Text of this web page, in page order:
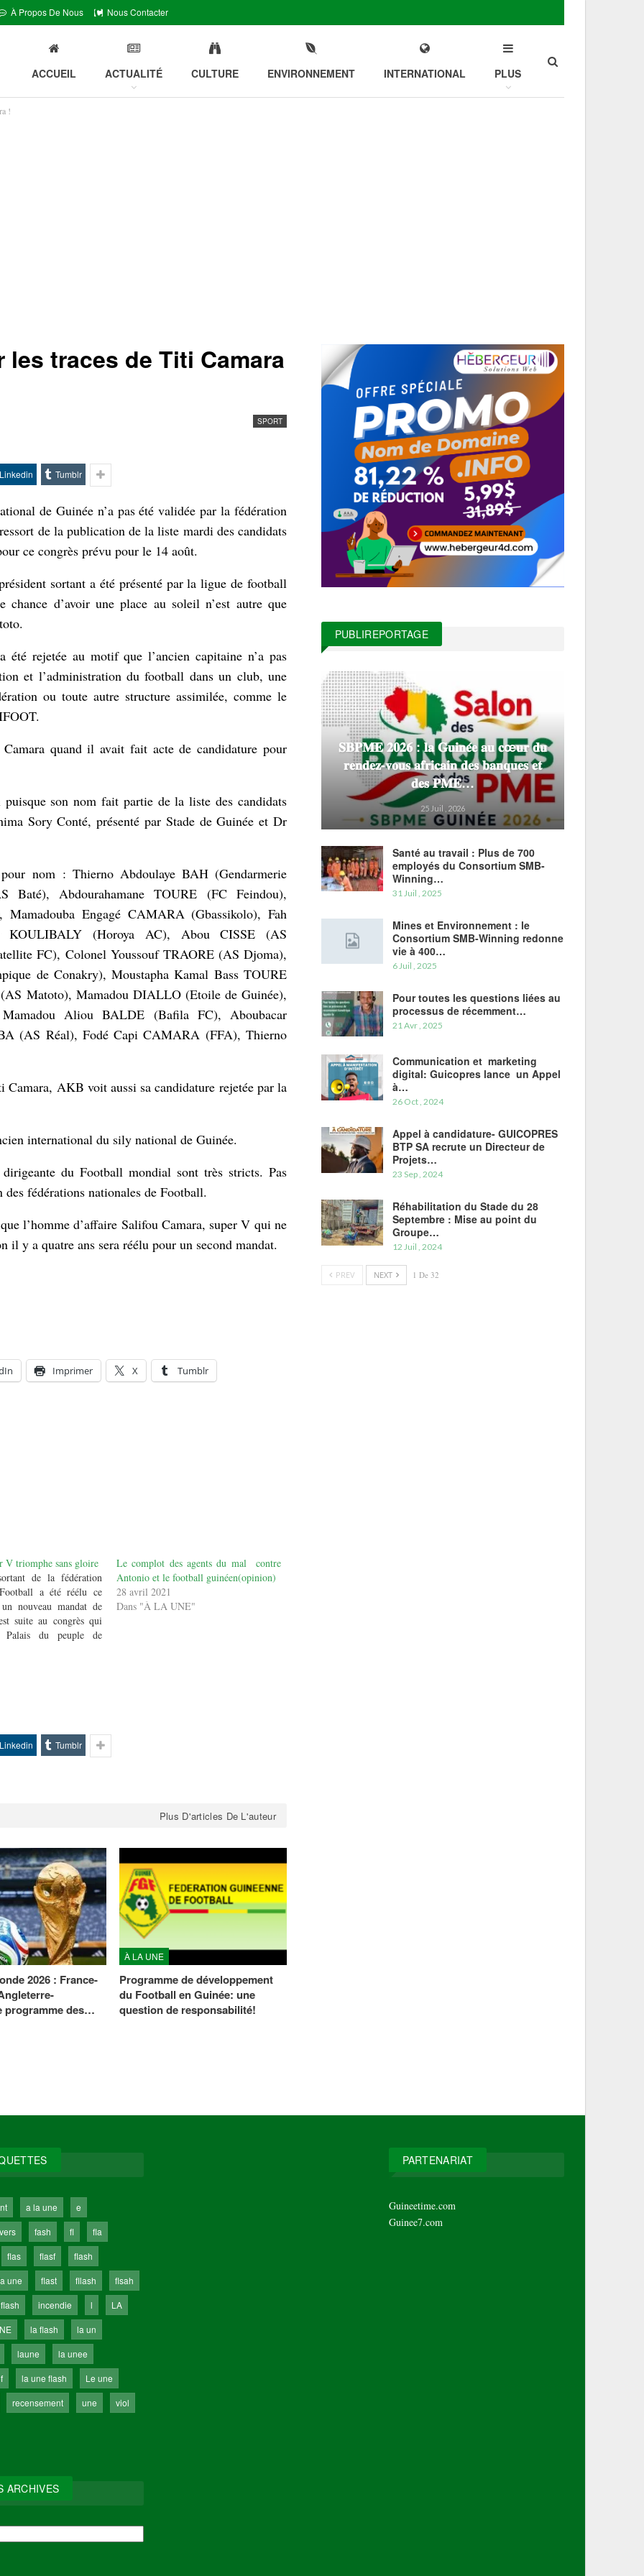
À Propos De Nous Nous Contacter
ACCUEIL ACTUALITÉ CULTURE ENVIRONNEMENT INTERNATIONAL PLUS
!
les traces de Titi Camara
SPORT
Linkedin Tumblr
de Guinée n’a pas été validée par la fédération
de la publication de la liste mardi des candidats
ce congrès prévu pour le 14 août.
sortant a été présenté par la ligue de football
d’avoir une place au soleil n’est autre que
rejetée au motif que l’ancien capitaine n’a pas
et l’administration du football dans un club, une
ou toute autre structure assimilée, comme le
quand il avait fait acte de candidature pour
son nom fait partie de la liste des candidats
Sory Conté, présenté par Stade de Guinée et Dr
nom : Thierno Abdoulaye BAH (Gendarmerie
Abdourahamane TOURE (FC Feindou),
Engagé CAMARA (Gbassikolo), Fah
KOULIBALY (Horoya AC), Abou CISSE (AS
FC), Colonel Youssouf TRAORE (AS Djoma),
de Conakry), Moustapha Kamal Bass TOURE
Matoto), Mamadou DIALLO (Etoile de Guinée),
Aliou BALDE (Bafila FC), Aboubacar
(AS Réal), Fodé Capi CAMARA (FFA), Thierno
AKB voit aussi sa candidature rejetée par la
international du sily national de Guinée.
du Football mondial sont très stricts. Pas
des fédérations nationales de Football.
l’homme d’affaire Salifou Camara, super V qui ne
il y a quatre ans sera réélu pour un second mandat.
Imprimer X Tumblr
V triomphe sans gloire
de la fédération
a été réélu ce
nouveau mandat de
suite au congrès qui
Palais du peuple de
Camara a récolté 83
son challenger Djibril
Le complot des agents du mal contre
Antonio et le football guinéen(opinion)
28 avril 2021
Dans "À LA UNE"
Linkedin Tumblr
Plus D'articles De L'auteur
2026 : France-
programme des…
À LA UNE
Programme de développement
du Football en Guinée: une
question de responsabilité!
PUBLIREPORTAGE
𝐒𝐁𝐏𝐌𝐄 𝟐𝟎𝟐𝟔 : 𝐥𝐚 𝐆𝐮𝐢𝐧𝐞́𝐞 𝐚𝐮 𝐜œ𝐮𝐫 𝐝𝐮
𝐫𝐞𝐧𝐝𝐞𝐳-𝐯𝐨𝐮𝐬 𝐚𝐟𝐫𝐢𝐜𝐚𝐢𝐧 𝐝𝐞𝐬 𝐛𝐚𝐧𝐪𝐮𝐞𝐬 𝐞𝐭
𝐝𝐞𝐬 𝐏𝐌𝐄…
25 Juil , 2026
Santé au travail : Plus de 700
employés du Consortium SMB-
Winning…
31 Juil , 2025
Mines et Environnement : le
Consortium SMB-Winning redonne
vie à 400…
6 Juil , 2025
Pour toutes les questions liées au
processus de récemment…
21 Avr , 2025
Communication et marketing
digital: Guicopres lance un Appel
à…
26 Oct , 2024
Appel à candidature- GUICOPRES
BTP SA recrute un Directeur de
Projets…
23 Sep , 2024
Réhabilitation du Stade du 28
Septembre : Mise au point du
Groupe…
12 Juil , 2024
PREV NEXT 1 De 32
a la une
e
fash fl
fla
flas flasf
flash
une
flast fllash
flsah
incendie l
LA
la flash
la un
laune
la unee
la une flash
Le une
recensement une
viol
ARCHIVES
PARTENARIAT
Guineetime.com
Guinee7.com